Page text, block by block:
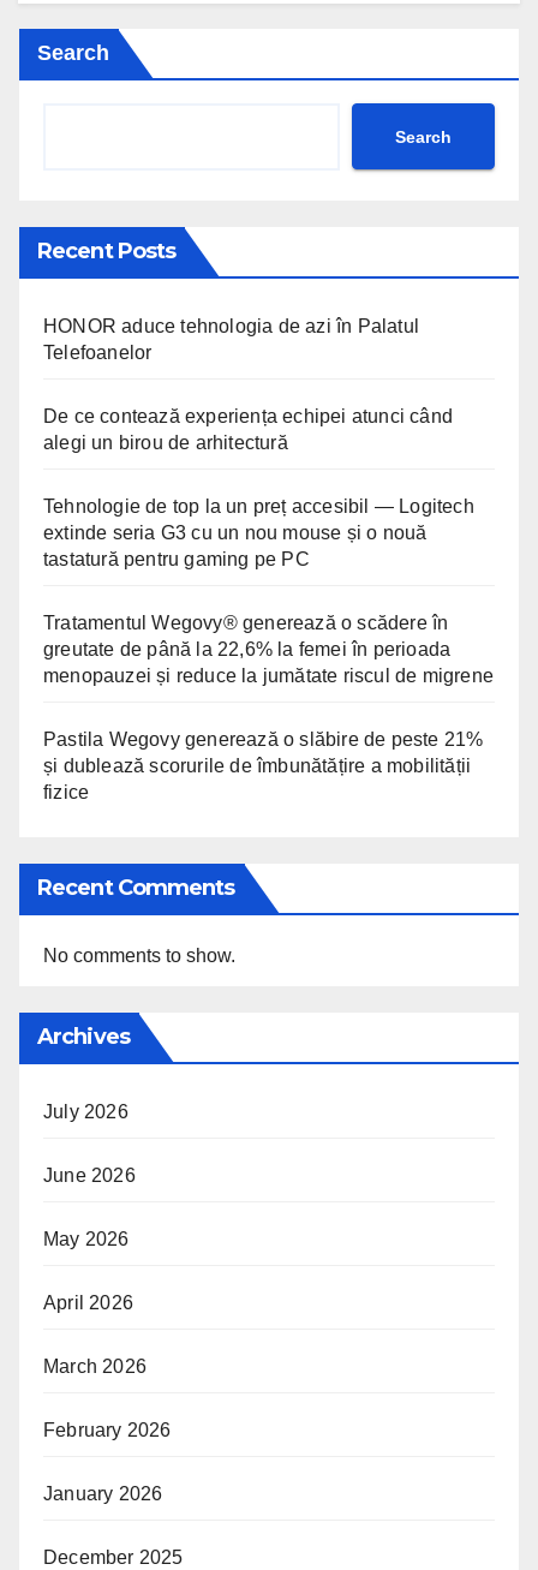
Search
Search
Recent Posts
HONOR aduce tehnologia de azi în Palatul
Telefoanelor
De ce contează experiența echipei atunci când
alegi un birou de arhitectură
Tehnologie de top la un preț accesibil — Logitech
extinde seria G3 cu un nou mouse și o nouă
tastatură pentru gaming pe PC
Tratamentul Wegovy® generează o scădere în
greutate de până la 22,6% la femei în perioada
menopauzei și reduce la jumătate riscul de migrene
Pastila Wegovy generează o slăbire de peste 21%
și dublează scorurile de îmbunătățire a mobilității
fizice
Recent Comments
No comments to show.
Archives
July 2026
June 2026
May 2026
April 2026
March 2026
February 2026
January 2026
December 2025